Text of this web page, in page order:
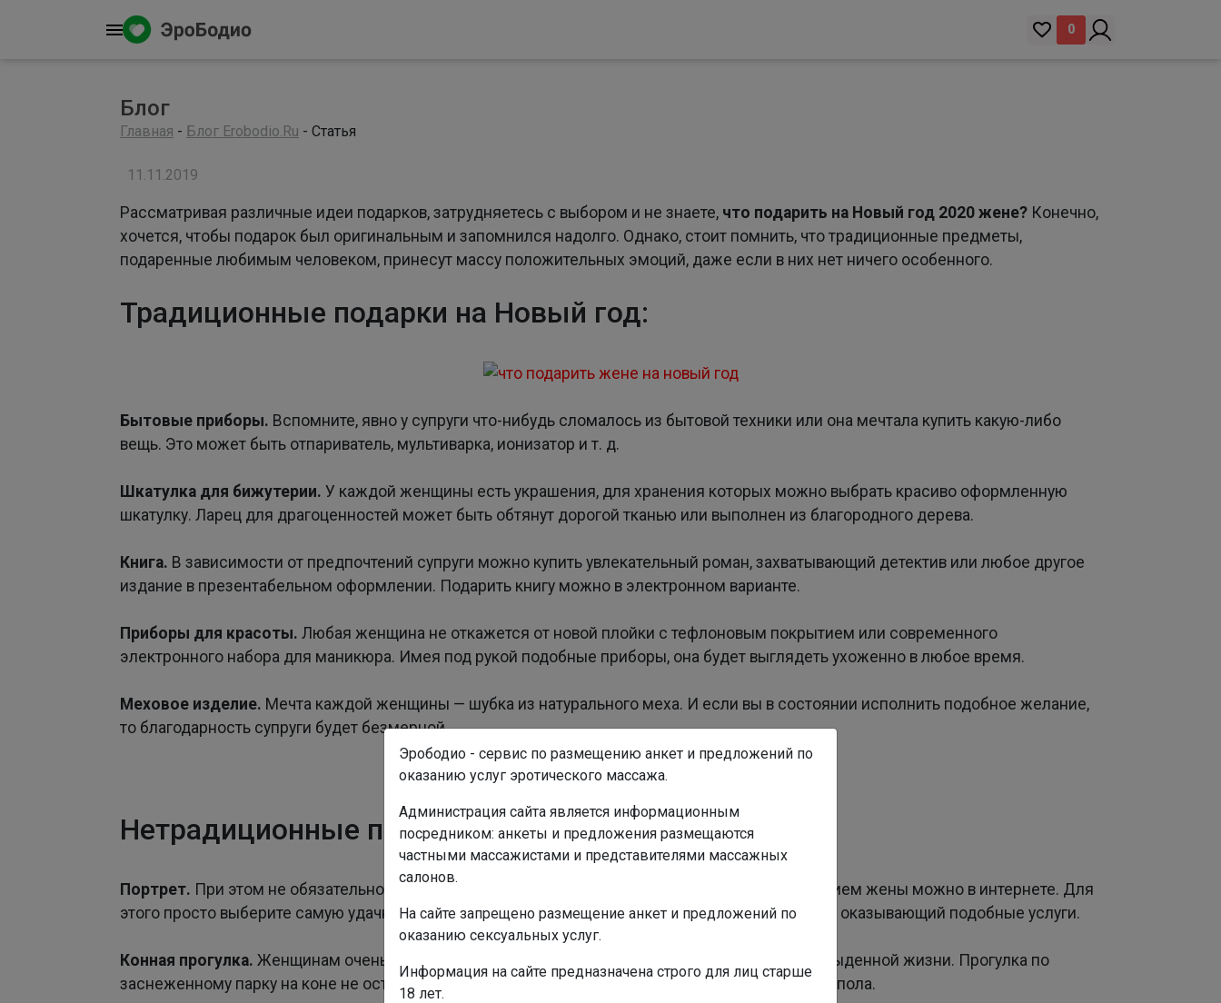
0
Блог
Главная - Блог Erobodio.Ru - Статья
11.11.2019
Рассматривая различные идеи подарков, затрудняетесь с выбором и не знаете, что подарить на Новый год 2020 жене? Конечно,
хочется, чтобы подарок был оригинальным и запомнился надолго. Однако, стоит помнить, что традиционные предметы,
подаренные любимым человеком, принесут массу положительных эмоций, даже если в них нет ничего особенного.
Традиционные подарки на Новый год:
Бытовые приборы. Вспомните, явно у супруги что-нибудь сломалось из бытовой техники или она мечтала купить какую-либо
вещь. Это может быть отпариватель, мультиварка, ионизатор и т. д.
Шкатулка для бижутерии. У каждой женщины есть украшения, для хранения которых можно выбрать красиво оформленную
шкатулку. Ларец для драгоценностей может быть обтянут дорогой тканью или выполнен из благородного дерева.
Книга. В зависимости от предпочтений супруги можно купить увлекательный роман, захватывающий детектив или любое другое
издание в презентабельном оформлении. Подарить книгу можно в электронном варианте.
Приборы для красоты. Любая женщина не откажется от новой плойки с тефлоновым покрытием или современного
электронного набора для маникюра. Имея под рукой подобные приборы, она будет выглядеть ухоженно в любое время.
Меховое изделие. Мечта каждой женщины — шубка из натурального меха. И если вы в состоянии исполнить подобное желание,
то благодарность супруги будет безмерной.
Нетрадиционные презенты:
Портрет. При этом не обязательно искать местного художника. Заказать картину с изображением жены можно в интернете. Для
этого просто выберите самую удачную фотографию и отправьте ее в электронном виде на сайт, оказывающий подобные услуги.
Конная прогулка. Женщинам очень нравятся романтические события, которых недостает в обыденной жизни. Прогулка по
заснеженному парку на коне не оставит равнодушной ни одну представительницу прекрасного пола.
Эрободио - сервис по размещению анкет и предложений по
оказанию услуг эротического массажа.
Администрация сайта является информационным
посредником: анкеты и предложения размещаются
частными массажистами и представителями массажных
салонов.
На сайте запрещено размещение анкет и предложений по
оказанию сексуальных услуг.
Информация на сайте предназначена строго для лиц старше
18 лет.